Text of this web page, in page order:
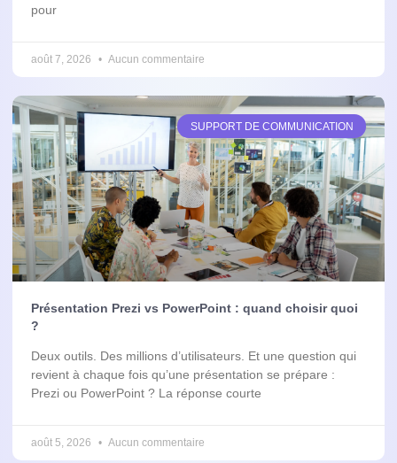
pour
août 7, 2026 Aucun commentaire
SUPPORT DE COMMUNICATION
Présentation Prezi vs PowerPoint : quand choisir quoi
?
Deux outils. Des millions d’utilisateurs. Et une question qui
revient à chaque fois qu’une présentation se prépare :
Prezi ou PowerPoint ? La réponse courte
août 5, 2026 Aucun commentaire